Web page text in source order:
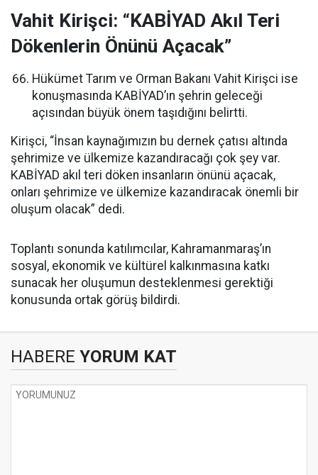
Vahit Kirişci: “KABİYAD Akıl Teri
Dökenlerin Önünü Açacak”
Hükümet Tarım ve Orman Bakanı Vahit Kirişci ise
konuşmasında KABİYAD’ın şehrin geleceği
açısından büyük önem taşıdığını belirtti.
Kirişci, “İnsan kaynağımızın bu dernek çatısı altında
şehrimize ve ülkemize kazandıracağı çok şey var.
KABİYAD akıl teri döken insanların önünü açacak,
onları şehrimize ve ülkemize kazandıracak önemli bir
oluşum olacak” dedi.
Toplantı sonunda katılımcılar, Kahramanmaraş’ın
sosyal, ekonomik ve kültürel kalkınmasına katkı
sunacak her oluşumun desteklenmesi gerektiği
konusunda ortak görüş bildirdi.
HABERE YORUM KAT